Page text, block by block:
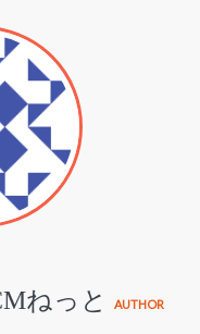
ねっと AUTHOR